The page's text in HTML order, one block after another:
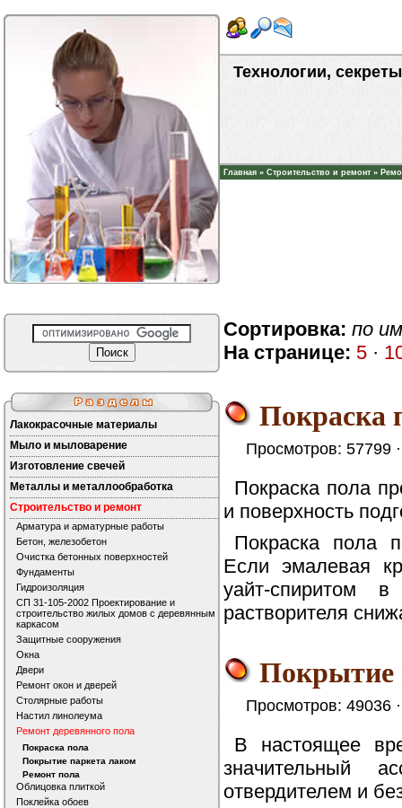
Технологии,
Главная » Строительство и ремонт»
Лакокрасочные материалы
Мыло и мыловарение
Изготовление свечей
Металлы и металлообработка
Строительство и ремонт
Арматура и арматурные работы
Бетон, железобетон
Очистка бетонных поверхностей
Фундаменты
Гидроизоляция
СП 31-105-2002 Проектирование и
строительство жилых домов с деревянным
каркасом
Защитные сооружения
Окна
Двери
Ремонт окон и дверей
Столярные работы
Настил линолеума
Ремонт деревянного пола
Покраска пола
Покрытие паркета лаком
Ремонт пола
Облицовка плиткой
Поклейка обоев
Сортировка: по
На странице: 5 ·
Покраска
Просмотров: 57799
Покраска пола
и поверхность
Покраска пола
Если эмалевая
уайт-спиритом
растворителя
Покрытие
Просмотров: 49036
В настоящее
значительный
отвердителем и